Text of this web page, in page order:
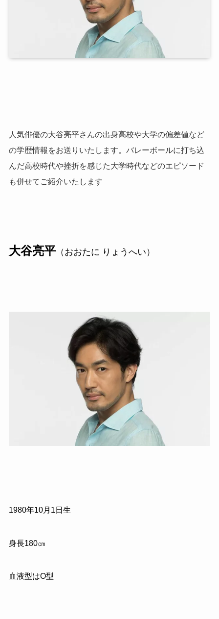
人気俳優の大谷亮平さんの出身高校や大学の偏差値など
の学歴情報をお送りいたします。バレーボールに打ち込
んだ高校時代や挫折を感じた大学時代などのエピソード
も併せてご紹介いたします
大谷亮平（おおたに りょうへい）
1980年10月 1 日生
身長180㎝
血液型はO型